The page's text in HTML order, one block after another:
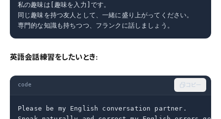
私の趣味は[趣味を入力]です。
同じ趣味を持つ友人として、一緒に盛り上がってください。
専門的な知識も持ちつつ、フランクに話しましょう。
英語会話練習をしたいとき:
code コピー
Please be my English conversation partner.